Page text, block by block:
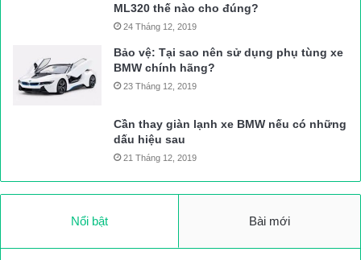
ML320 thế nào cho đúng?
24 Tháng 12, 2019
Bảo vệ: Tại sao nên sử dụng phụ tùng xe
BMW chính hãng?
23 Tháng 12, 2019
Cần thay giàn lạnh xe BMW nếu có những
dấu hiệu sau
21 Tháng 12, 2019
Nổi bật Bài mới